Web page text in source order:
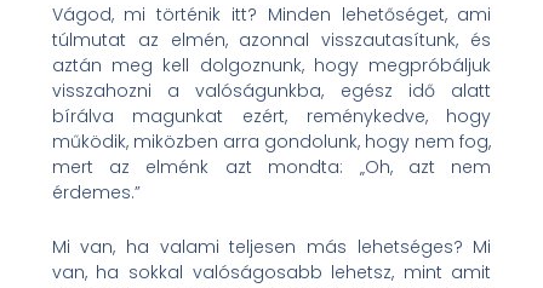
Vágod, mi történik itt? Minden lehetőséget, ami
túlmutat az elmén, azonnal visszautasítunk, és
aztán meg kell dolgoznunk, hogy megpróbáljuk
visszahozni a valóságunkba, egész idő alatt
bírálva magunkat ezért, reménykedve, hogy
működik, miközben arra gondolunk, hogy nem fog,
mert az elménk azt mondta: „Oh, azt nem
érdemes.”
Mi van, ha valami teljesen más lehetséges? Mi
van, ha sokkal valóságosabb lehetsz, mint amit